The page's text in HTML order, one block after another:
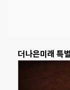
더나은미래 특